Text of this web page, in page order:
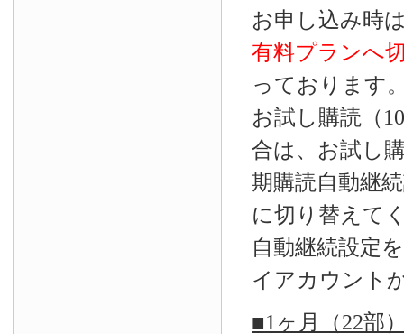
お申し込み時
有料プランへ
っております
お試し購読（
合は、お試し
期購読自動継
に切り替えて
自動継続設定
イアカウント
■1ヶ月（22部